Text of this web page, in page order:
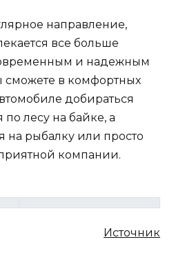
направление,
все больше
и надежным
сможете в комфортных
добираться
по лесу на байке, а
на рыбалку или просто
компании.
Источник